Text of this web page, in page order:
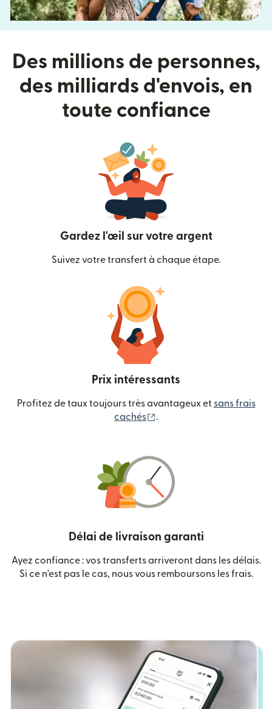
Des millions de personnes,
des milliards d'envois, en
toute confiance
Gardez l'œil sur votre argent
Suivez votre transfert à chaque étape.
Prix intéressants
Profitez de taux toujours très avantageux et sans frais
cachés
.
Délai de livraison garanti
Ayez confiance : vos transferts arriveront dans les délais.
Si ce n'est pas le cas, nous vous remboursons les frais.